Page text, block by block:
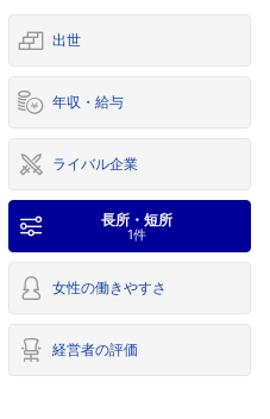
出世
年収・給与
ライバル企業
長所・短所
1件
女性の働きやすさ
経営者の評価